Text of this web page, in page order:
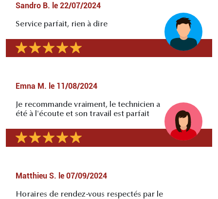
Sandro B. le 22/07/2024
Service parfait, rien à dire
Emna M. le 11/08/2024
Je recommande vraiment, le technicien a
été à l'écoute et son travail est parfait
Matthieu S. le 07/09/2024
Horaires de rendez-vous respectés par le